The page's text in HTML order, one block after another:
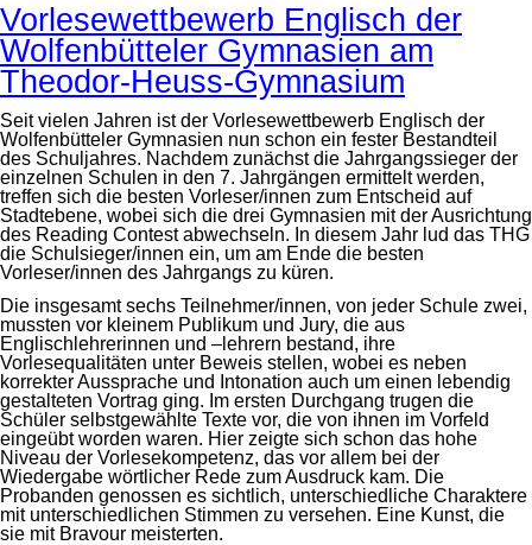
Vorlesewettbewerb Englisch der
Wolfenbütteler Gymnasien am
Theodor-Heuss-Gymnasium
Seit vielen Jahren ist der Vorlesewettbewerb Englisch der
Wolfenbütteler Gymnasien nun schon ein fester Bestandteil
des Schuljahres. Nachdem zunächst die Jahrgangssieger der
einzelnen Schulen in den 7. Jahrgängen ermittelt werden,
treffen sich die besten Vorleser/innen zum Entscheid auf
Stadtebene, wobei sich die drei Gymnasien mit der Ausrichtung
des Reading Contest abwechseln. In diesem Jahr lud das THG
die Schulsieger/innen ein, um am Ende die besten
Vorleser/innen des Jahrgangs zu küren.
Die insgesamt sechs Teilnehmer/innen, von jeder Schule zwei,
mussten vor kleinem Publikum und Jury, die aus
Englischlehrerinnen und –lehrern bestand, ihre
Vorlesequalitäten unter Beweis stellen, wobei es neben
korrekter Aussprache und Intonation auch um einen lebendig
gestalteten Vortrag ging. Im ersten Durchgang trugen die
Schüler selbstgewählte Texte vor, die von ihnen im Vorfeld
eingeübt worden waren. Hier zeigte sich schon das hohe
Niveau der Vorlesekompetenz, das vor allem bei der
Wiedergabe wörtlicher Rede zum Ausdruck kam. Die
Probanden genossen es sichtlich, unterschiedliche Charaktere
mit unterschiedlichen Stimmen zu versehen. Eine Kunst, die
sie mit Bravour meisterten.